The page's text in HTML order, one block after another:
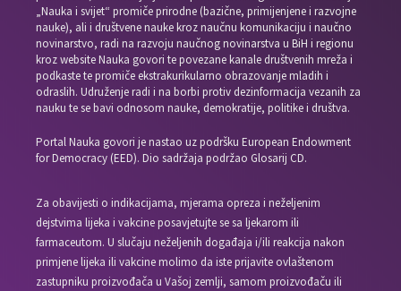
„Nauka i svijet“ promiče prirodne (bazične, primijenjene i razvojne
nauke), ali i društvene nauke kroz naučnu komunikaciju i naučno
novinarstvo, radi na razvoju naučnog novinarstva u BiH i regionu
kroz website Nauka govori te povezane kanale društvenih mreža i
podkaste te promiče ekstrakurikularno obrazovanje mladih i
odraslih. Udruženje radi i na borbi protiv dezinformacija vezanih za
nauku te se bavi odnosom nauke, demokratije, politike i društva.
Portal Nauka govori je nastao uz podršku European Endowment
for Democracy (EED). Dio sadržaja podržao Glosarij CD.
Za obavijesti o indikacijama, mjerama opreza i neželjenim
dejstvima lijeka i vakcine posavjetujte se sa ljekarom ili
farmaceutom. U slučaju neželjenih događaja i/ili reakcija nakon
primjene lijeka ili vakcine molimo da iste prijavite ovlaštenom
zastupniku proizvođača u Vašoj zemlji, samom proizvođaču ili